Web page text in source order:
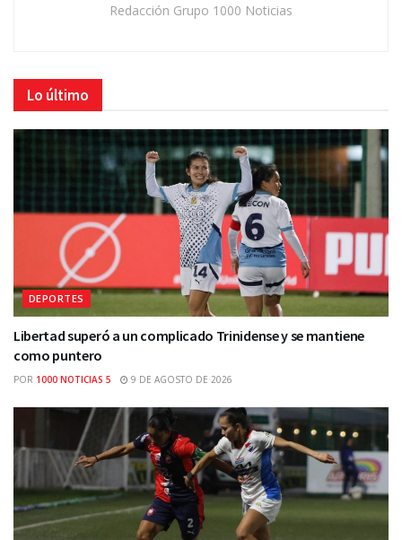
Redacción Grupo 1000 Noticias
Lo último
DEPORTES
Libertad superó a un complicado Trinidense y se mantiene
como puntero
POR 1000 NOTICIAS 5 9 DE AGOSTO DE 2026